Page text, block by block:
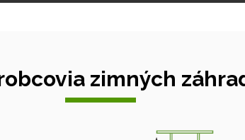
zimných